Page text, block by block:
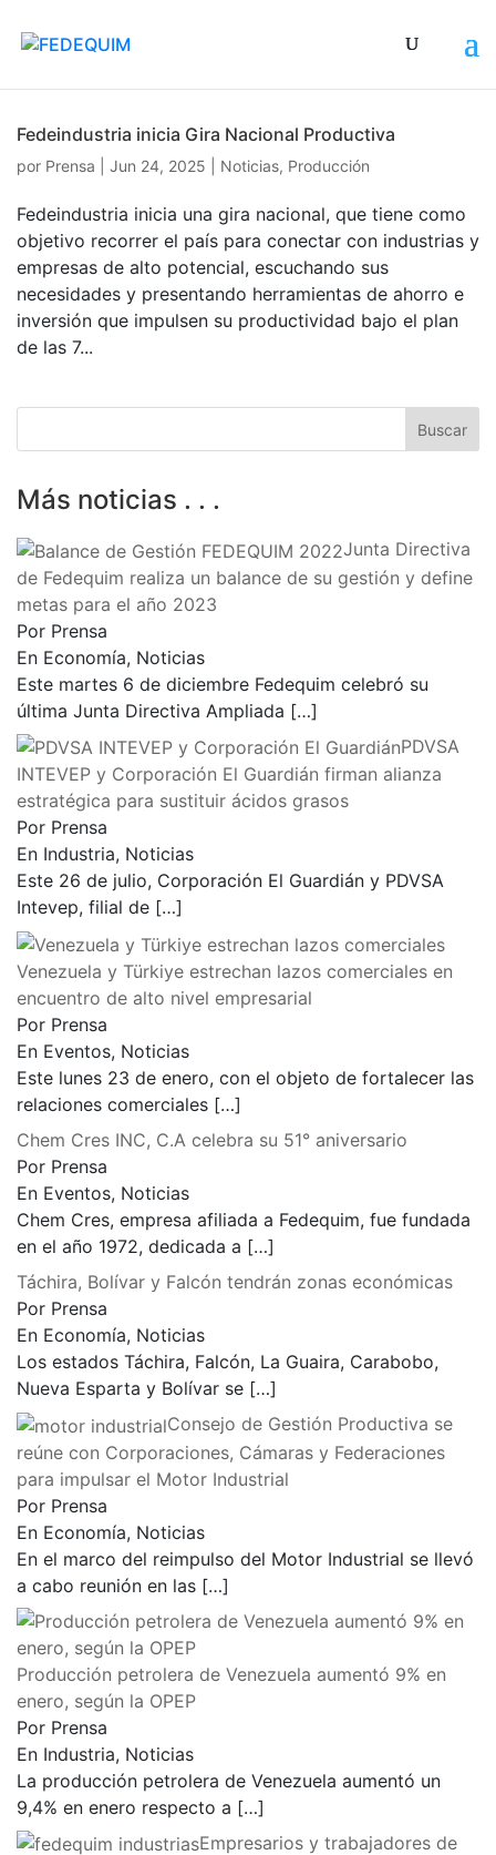
Fedeindustria inicia Gira Nacional Productiva
por Prensa Jun 24, 2025 Noticias, Producción
Fedeindustria inicia una gira nacional, que tiene como
objetivo recorrer el país para conectar con industrias y
empresas de alto potencial, escuchando sus
necesidades y presentando herramientas de ahorro e
inversión que impulsen su productividad bajo el plan
de las 7...
Más noticias . . .
Junta Directiva
de Fedequim realiza un balance de su gestión y define
metas para el año 2023
Por Prensa
En Economía, Noticias
Este martes 6 de diciembre Fedequim celebró su
última Junta Directiva Ampliada […]
PDVSA
INTEVEP y Corporación El Guardián firman alianza
estratégica para sustituir ácidos grasos
Por Prensa
En Industria, Noticias
Este 26 de julio, Corporación El Guardián y PDVSA
Intevep, filial de […]
Venezuela y Türkiye estrechan lazos comerciales en
encuentro de alto nivel empresarial
Por Prensa
En Eventos, Noticias
Este lunes 23 de enero, con el objeto de fortalecer las
relaciones comerciales […]
Chem Cres INC, C.A celebra su 51° aniversario
Por Prensa
En Eventos, Noticias
Chem Cres, empresa afiliada a Fedequim, fue fundada
en el año 1972, dedicada a […]
Táchira, Bolívar y Falcón tendrán zonas económicas
Por Prensa
En Economía, Noticias
Los estados Táchira, Falcón, La Guaira, Carabobo,
Nueva Esparta y Bolívar se […]
Consejo de Gestión Productiva se
reúne con Corporaciones, Cámaras y Federaciones
para impulsar el Motor Industrial
Por Prensa
En Economía, Noticias
En el marco del reimpulso del Motor Industrial se llevó
a cabo reunión en las […]
Producción petrolera de Venezuela aumentó 9% en
enero, según la OPEP
Por Prensa
En Industria, Noticias
La producción petrolera de Venezuela aumentó un
9,4% en enero respecto a […]
Empresarios y trabajadores de